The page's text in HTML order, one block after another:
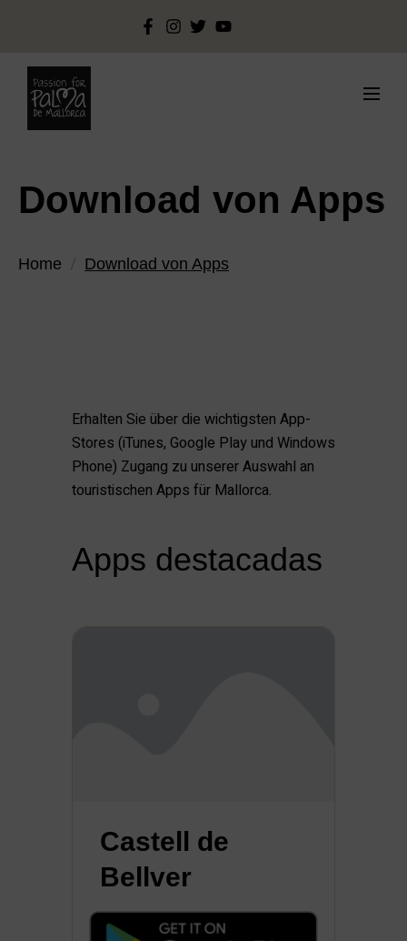
Download von Apps
Home Download von Apps
Erhalten Sie über die wichtigsten App-
Stores (iTunes, Google Play und Windows
Phone) Zugang zu unserer Auswahl an
touristischen Apps für Mallorca.
Apps destacadas
Castell de
Bellver